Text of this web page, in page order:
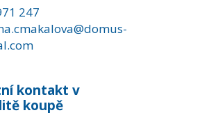
247
kontakt v
koupě